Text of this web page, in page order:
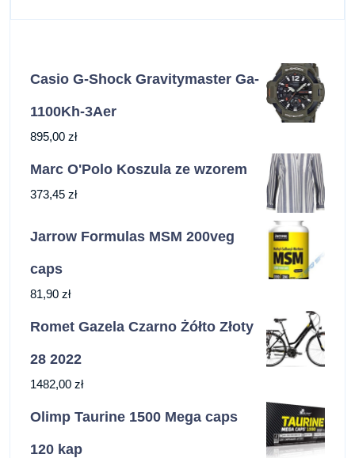
Casio G-Shock Gravitymaster Ga-
1100Kh-3Aer
895,00 zł
Marc O'Polo Koszula ze wzorem
373,45 zł
Jarrow Formulas MSM 200veg
caps
81,90 zł
Romet Gazela Czarno Żółto Złoty
28 2022
1482,00 zł
Olimp Taurine 1500 Mega caps
120 kap